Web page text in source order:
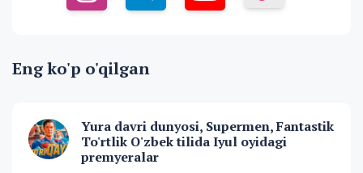
Eng ko'p o'qilgan
Yura davri dunyosi, Supermen, Fantastik
To'rtlik O'zbek tilida Iyul oyidagi
premyeralar